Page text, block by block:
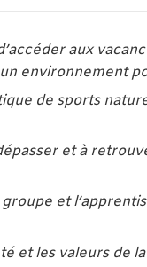
aux
environnement
de sports
et à
et
et les valeurs de